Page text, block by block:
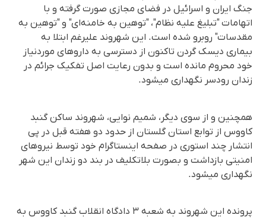
جنگ ایران و اسرائیل در فضای مجازی صورت گرفته و با
اتهامات "تبلیغ علیه نظام"، "توهین به خامنه‌ای" و "توهین به
مقدسات" روبرو شده است. این شهروند علیرغم ابتلا به
بیماری دیسک گردن تاکنون از دسترسی به داروهای موردنیاز
خود محروم مانده است و بدون رعایت اصل تفکیک جرائم در
زندان رودسر نگهداری میشود.
همچنین و از سوی دیگر، شمیم نوایی، شهروند ساکن گنبد
کاووس از توابع استان گلستان از حدود دو هفته قبل در پی
انتشار چند استوری در صفحه اینستاگرام خود توسط نیروهای
امنیتی بازداشت و بصورت بلاتکلیف در بند دو زندان این شهر
نگهداری میشود.
پرونده این شهروند به شعبه ۳ دادگاه انقلاب گنبد کاووس به